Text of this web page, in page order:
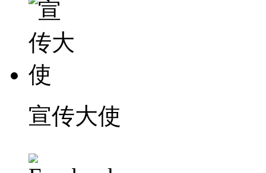
宣传大使